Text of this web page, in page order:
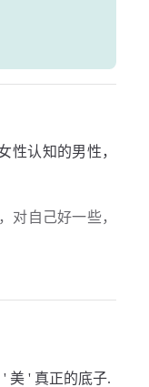
性认知的男性，
对自己好一些，
美 ' 真正的底子.